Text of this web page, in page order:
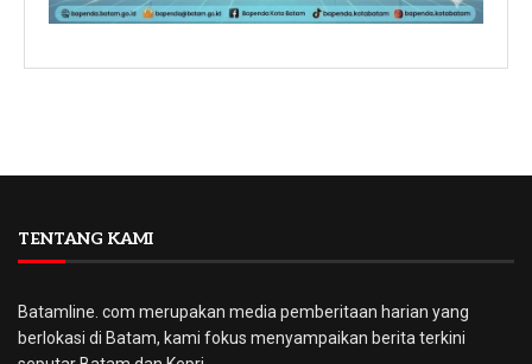
TENTANG KAMI
Batamline. com merupakan media pemberitaan harian yang
berlokasi di Batam, kami fokus menyampaikan berita terkini